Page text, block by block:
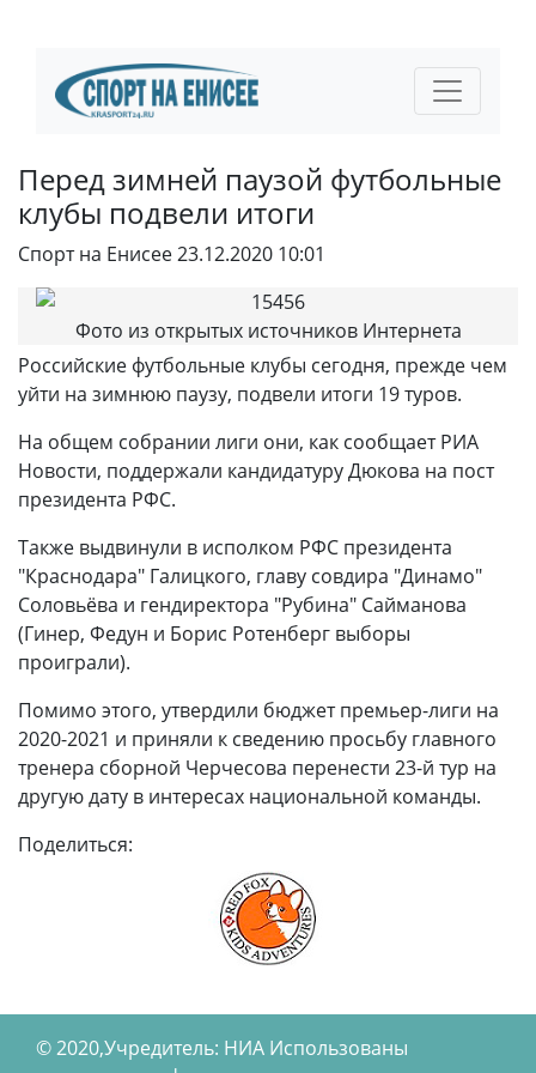
Перед зимней паузой футбольные
клубы подвели итоги
Спорт на Енисее23.12.2020 10:01
Фото из открытых источников Интернета
Российские футбольные клубы сегодня, прежде чем
уйти на зимнюю паузу, подвели итоги 19 туров.
На общем собрании лиги они, как сообщает РИА
Новости, поддержали кандидатуру Дюкова на пост
президента РФС.
Также выдвинули в исполком РФС президента
"Краснодара" Галицкого, главу совдира "Динамо"
Соловьёва и гендиректора "Рубина" Сайманова
(Гинер, Федун и Борис Ротенберг выборы
проиграли).
Помимо этого, утвердили бюджет премьер-лиги на
2020-2021 и приняли к сведению просьбу главного
тренера сборной Черчесова перенести 23-й тур на
другую дату в интересах национальной команды.
Поделиться:
© 2020,Учредитель: НИА Использованы